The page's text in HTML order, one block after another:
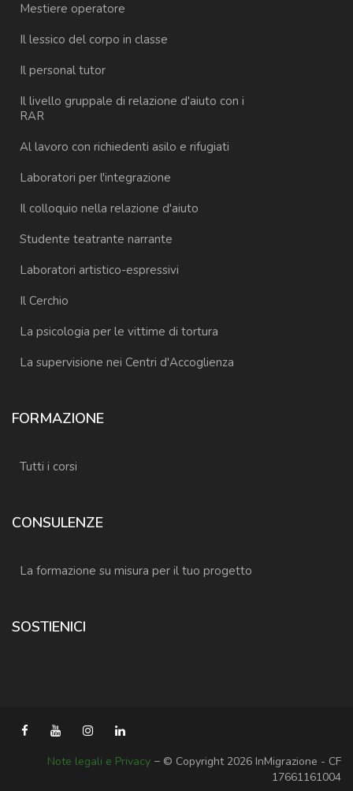
Mestiere operatore
Il lessico del corpo in classe
Il personal tutor
Il livello gruppale di relazione d'aiuto con i
RAR
Al lavoro con richiedenti asilo e rifugiati
Laboratori per l'integrazione
Il colloquio nella relazione d'aiuto
Studente teatrante narrante
Laboratori artistico-espressivi
Il Cerchio
La psicologia per le vittime di tortura
La supervisione nei Centri d'Accoglienza
FORMAZIONE
Tutti i corsi
CONSULENZE
La formazione su misura per il tuo progetto
SOSTIENICI
Note legali e Privacy − © Copyright 2026 InMigrazione - CF
17661161004